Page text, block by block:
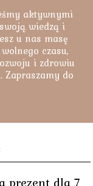
aktywnymi
wiedzą i
u nas masę
czasu,
i zdrowiu
Zapraszamy do
prezent dla 7